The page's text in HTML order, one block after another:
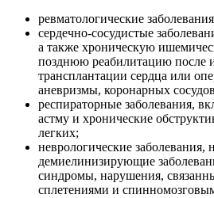
ревматологические
сердечно-сосудистые
а также хроническую
позднюю реабилитацию после
трансплантации сердца или
аневризмы, коронарных
респираторные заболевания,
астму и хронические
легких;
неврологические заболевания,
демиелинизирующие
синдромы, нарушения,
сплетениями и